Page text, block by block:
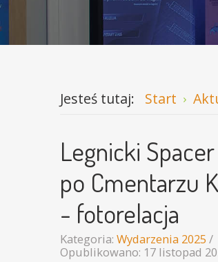
Jesteś tutaj: Start
Legnicki
po Cmentarzu
- fotorelacja
Kategoria: Wydarzenia 2025
Opublikowano: 17 listopad